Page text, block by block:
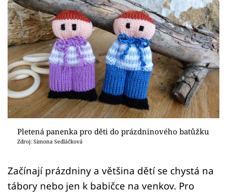
Zahrada
Design
Sledujte prima+
Přihlášení
Sledujte nás
Pletená panenka pro děti do prázdninového batůžku
Zdroj: Simona Sedláčková
Začínají prázdniny a většina dětí se chystá na
tábory nebo jen k babičce na venkov. Pro